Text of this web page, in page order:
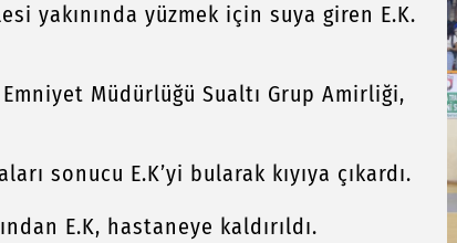
yakınında yüzmek için suya giren E.K.
Müdürlüğü Sualtı Grup Amirliği,
sonucu E.K’yi bularak kıyıya çıkardı.
E.K, hastaneye kaldırıldı.